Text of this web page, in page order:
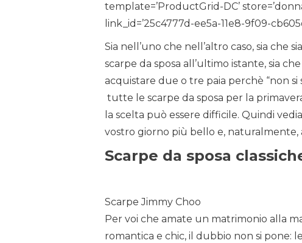
template=’ProductGrid-DC’
link_id=’25c4777d-ee5a-11e8-9f09-
Sia nell’uno che nell’altro caso, sia che
scarpe da sposa all’ultimo istante, sia
acquistare due o tre paia perchè “non si
tutte le scarpe da sposa per la
la scelta può essere difficile. Quindi
vostro giorno più bello e, naturalmente,
Scarpe da sposa
Scarpe Jimmy Choo
Per voi che amate un matrimonio alla
romantica e chic, il dubbio non si pone: